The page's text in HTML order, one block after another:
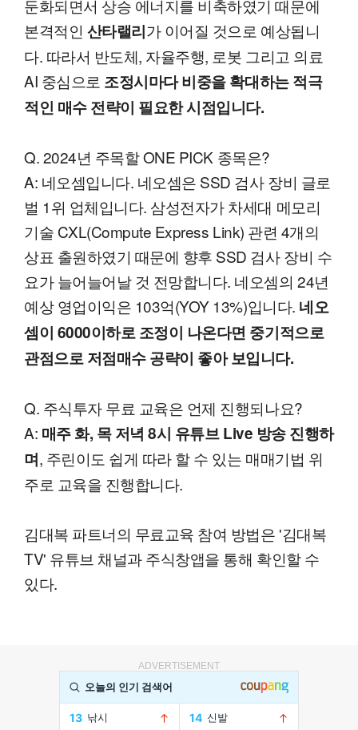
둔화되면서 상승 에너지를 비축하였기 때문에
본격적인 산타랠리가 이어질 것으로 예상됩니
다. 따라서 반도체, 자율주행, 로봇 그리고 의료
AI 중심으로 조정시마다 비중을 확대하는 적극
적인 매수 전략이 필요한 시점입니다.
Q. 2024년 주목할 ONE PICK 종목은?
A: 네오셈입니다. 네오셈은 SSD 검사 장비 글로
벌 1위 업체입니다. 삼성전자가 차세대 메모리
기술 CXL(Compute Express Link) 관련 4개의
상표 출원하였기 때문에 향후 SSD 검사 장비 수
요가 늘어늘어날 것 전망합니다. 네오셈의 24년
예상 영업이익은 103억(YOY 13%)입니다. 네오
셈이 6000이하로 조정이 나온다면 중기적으로
관점으로 저점매수 공략이 좋아 보입니다.
Q. 주식투자 무료 교육은 언제 진행되나요?
A: 매주 화, 목 저녁 8시 유튜브 Live 방송 진행하
며, 주린이도 쉽게 따라 할 수 있는 매매기법 위
주로 교육을 진행합니다.
김대복 파트너의 무료교육 참여 방법은 '김대복
TV' 유튜브 채널과 주식창앱을 통해 확인할 수
있다.
ADVERTISEMENT